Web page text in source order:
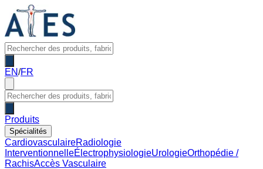
EN/FR
Produits
Spécialités
CardiovasculaireRadiologie
InterventionnelleÉlectrophysiologieUrologieOrthopédie /
RachisAccès Vasculaire